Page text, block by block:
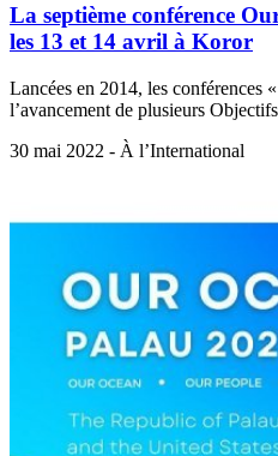
La septième conférence
les 13 et 14 avril à Koror
Lancées en 2014, les conférences
l’avancement de plusieurs
30 mai 2022 - À l’International